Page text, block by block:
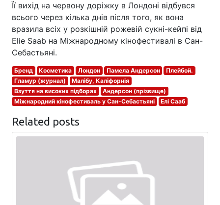
Її вихід на червону доріжку в Лондоні відбувся
всього через кілька днів після того, як вона
вразила всіх у розкішній рожевій сукні-кейпі від
Elie Saab на Міжнародному кінофестивалі в Сан-
Себастьяні.
Бренд Косметика Лондон Памела Андерсон
Плейбой.
Гламур (журнал)
Малібу, Каліфорнія
Взуття на високих підборах
Андерсон (прізвище)
Міжнародний кінофестиваль у Сан-Себастьяні
Елі Сааб
Related posts